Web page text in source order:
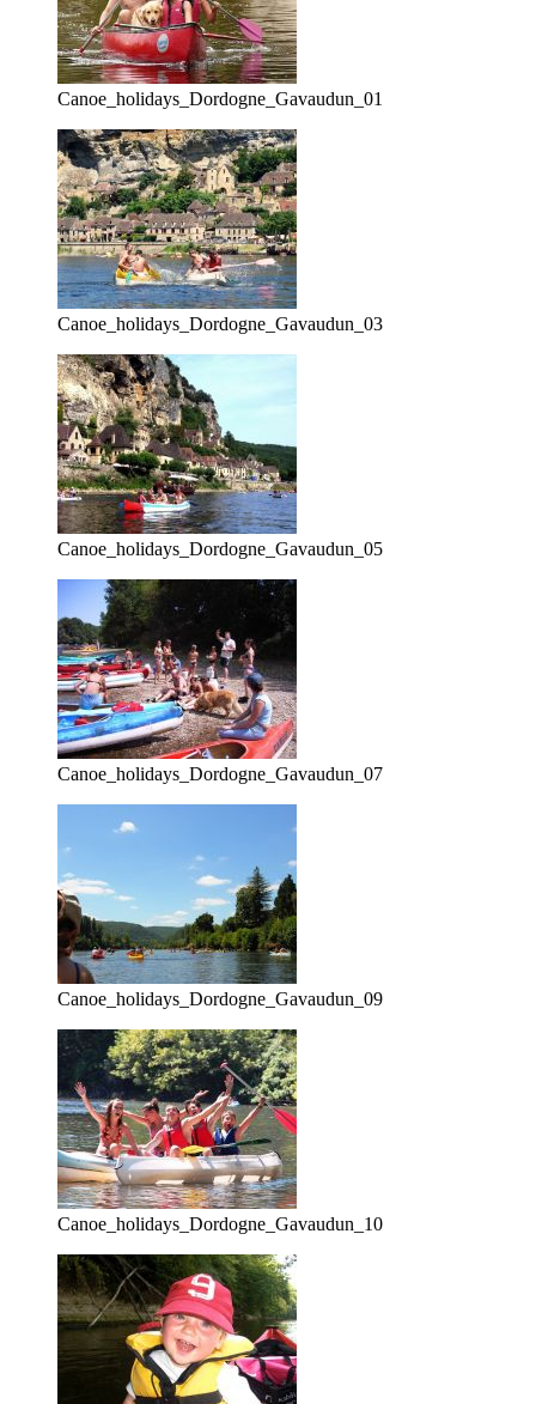
Canoe_holidays_Dordogne_Gavaudun_01
Canoe_holidays_Dordogne_Gavaudun_03
Canoe_holidays_Dordogne_Gavaudun_05
Canoe_holidays_Dordogne_Gavaudun_07
Canoe_holidays_Dordogne_Gavaudun_09
Canoe_holidays_Dordogne_Gavaudun_10